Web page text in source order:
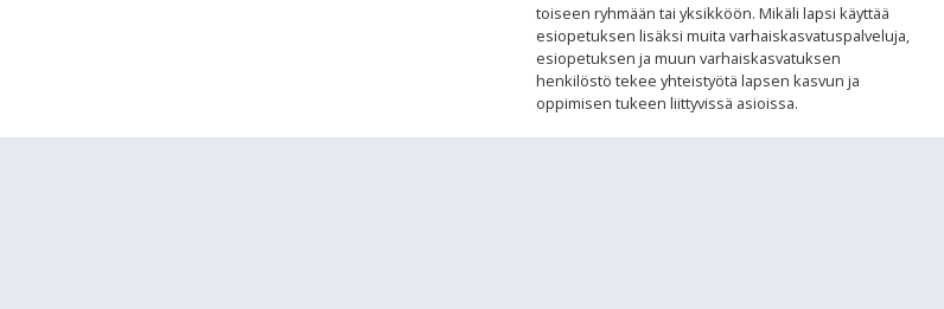
toiseen ryhmään tai yksikköön. Mikäli lapsi käyttää
esiopetuksen lisäksi muita varhaiskasvatuspalveluja,
esiopetuksen ja muun varhaiskasvatuksen
henkilöstö tekee yhteistyötä lapsen kasvun ja
oppimisen tukeen liittyvissä asioissa.